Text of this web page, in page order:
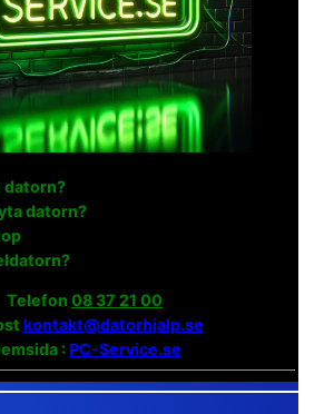
datorn?
datorn?
Telefon 08 37 21 00
kontakt@datorhjalp.se
:PC-Service.se